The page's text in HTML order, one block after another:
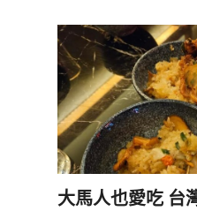
大馬人也愛吃 台